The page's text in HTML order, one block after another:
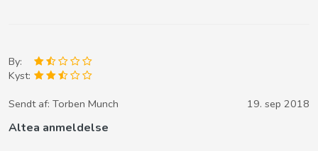
By:
Kyst:
Sendt af: Torben Munch 19. sep 2018
Altea anmeldelse